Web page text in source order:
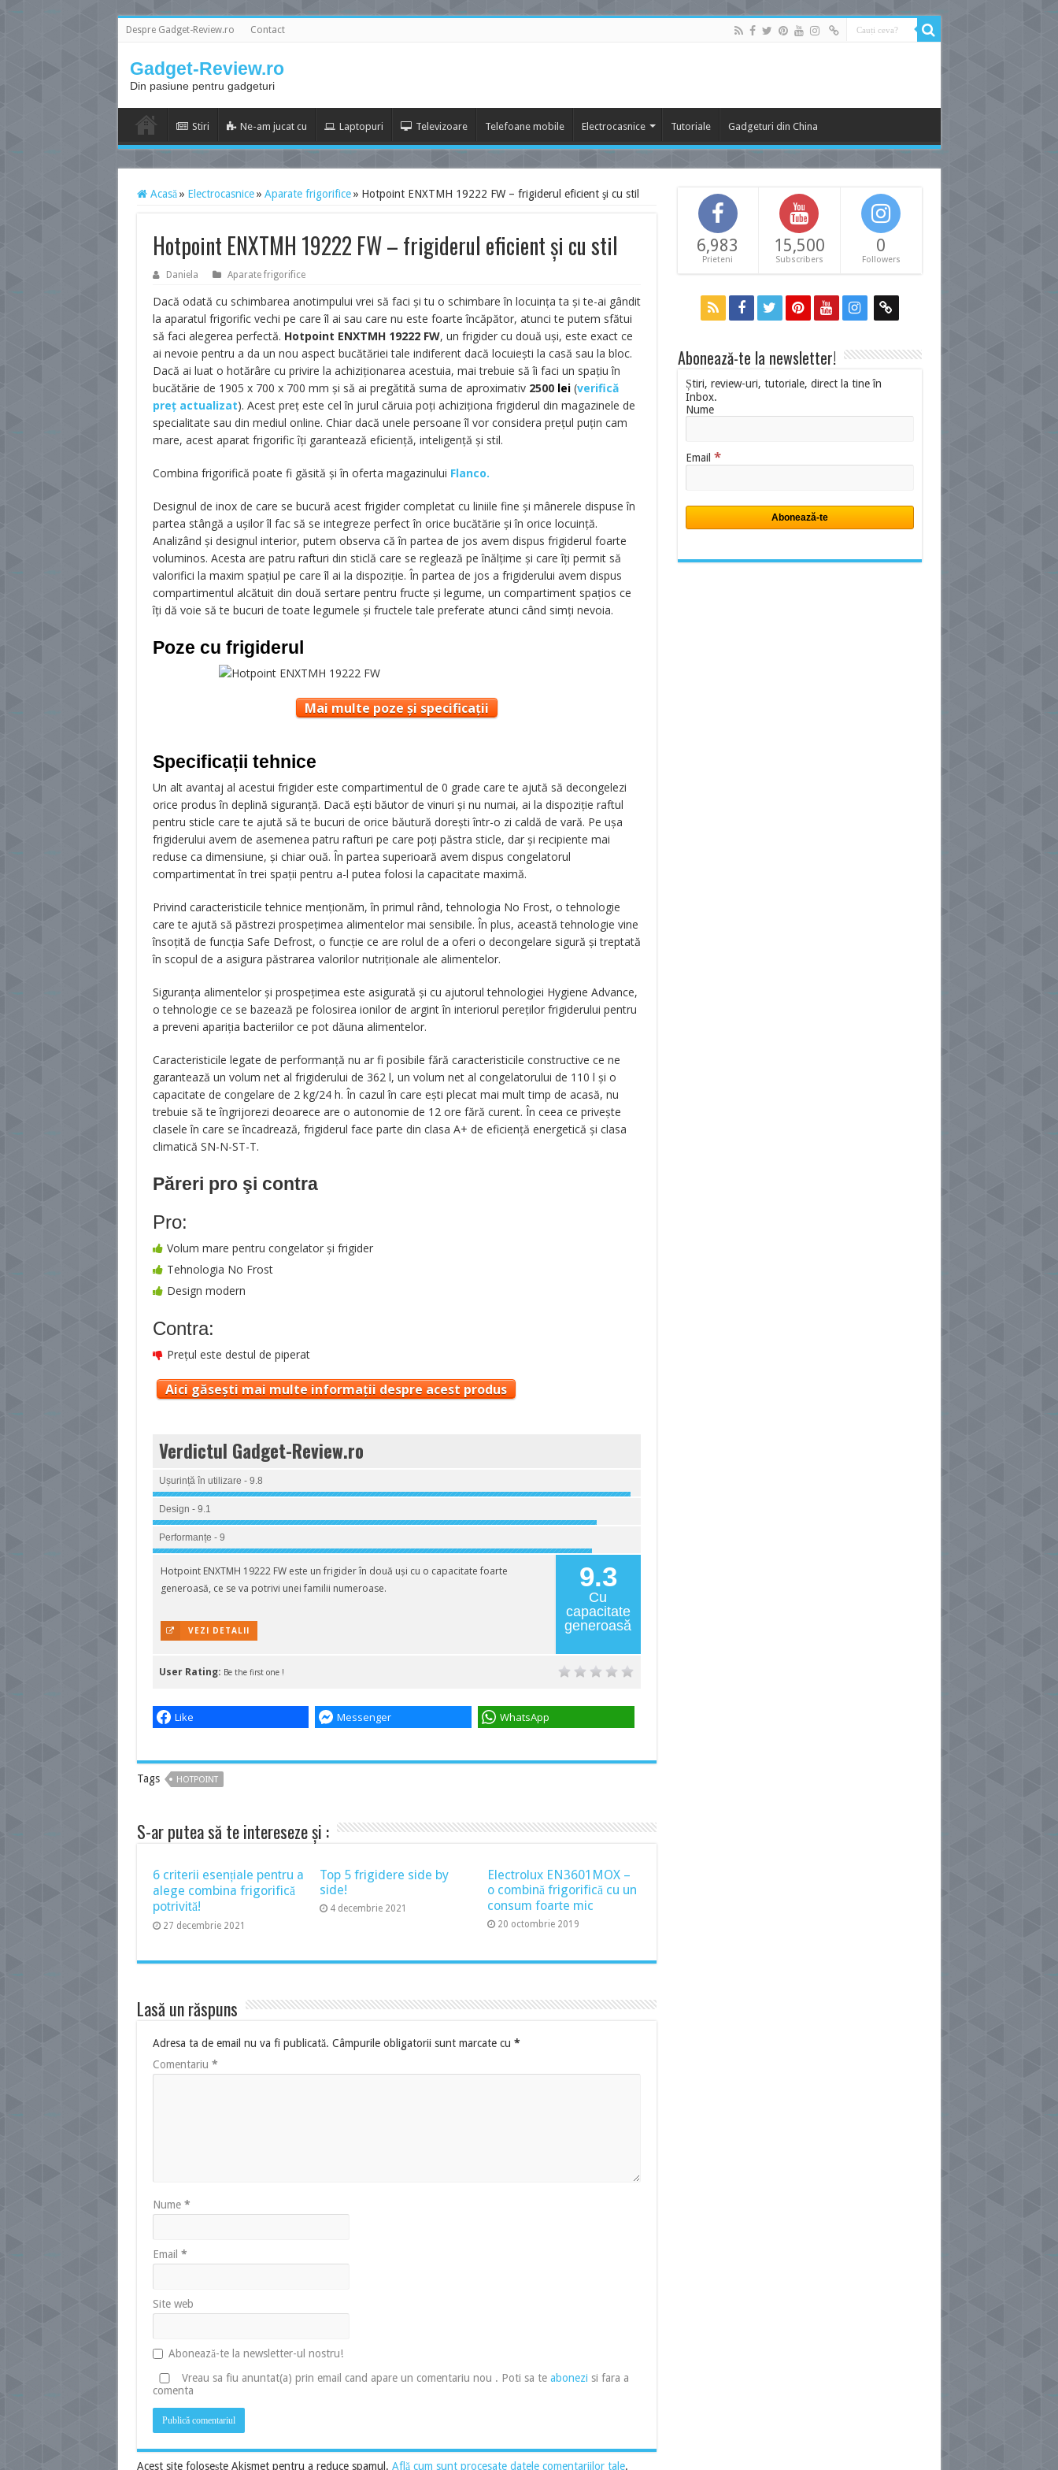
Despre Gadget-Review.ro Contact
Gadget-Review.ro
Din pasiune pentru gadgeturi
Stiri Ne-am jucat cu Laptopuri Televizoare Telefoane mobile Electrocasnice Tutoriale Gadgeturi din China
Acasă » Electrocasnice » Aparate frigorifice » Hotpoint ENXTMH 19222 FW – frigiderul eficient şi cu stil
Hotpoint ENXTMH 19222 FW – frigiderul eficient şi cu stil
Daniela Aparate frigorifice
Dacă odată cu schimbarea anotimpului vrei să faci şi tu o schimbare în locuinţa ta şi te-ai gândit
la aparatul frigorific vechi pe care îl ai sau care nu este foarte încăpător, atunci te putem sfătui
să faci alegerea perfectă. Hotpoint ENXTMH 19222 FW, un frigider cu două uşi, este exact ce
ai nevoie pentru a da un nou aspect bucătăriei tale indiferent dacă locuieşti la casă sau la bloc.
Dacă ai luat o hotărâre cu privire la achiziţionarea acestuia, mai trebuie să îi faci un spaţiu în
bucătărie de 1905 x 700 x 700 mm şi să ai pregătită suma de aproximativ 2500 lei (verifică
preț actualizat). Acest preţ este cel în jurul căruia poţi achiziţiona frigiderul din magazinele de
specialitate sau din mediul online. Chiar dacă unele persoane îl vor considera preţul puţin cam
mare, acest aparat frigorific îţi garantează eficienţă, inteligenţă şi stil.
Combina frigorifică poate fi găsită și în oferta magazinului Flanco.
Designul de inox de care se bucură acest frigider completat cu liniile fine şi mânerele dispuse în
partea stângă a uşilor îl fac să se integreze perfect în orice bucătărie şi în orice locuinţă.
Analizând şi designul interior, putem observa că în partea de jos avem dispus frigiderul foarte
voluminos. Acesta are patru rafturi din sticlă care se reglează pe înălţime şi care îţi permit să
valorifici la maxim spaţiul pe care îl ai la dispoziţie. În partea de jos a frigiderului avem dispus
compartimentul alcătuit din două sertare pentru fructe şi legume, un compartiment spaţios ce
îţi dă voie să te bucuri de toate legumele şi fructele tale preferate atunci când simţi nevoia.
Poze cu frigiderul
Mai multe poze și specificații
Specificații tehnice
Un alt avantaj al acestui frigider este compartimentul de 0 grade care te ajută să decongelezi
orice produs în deplină siguranţă. Dacă eşti băutor de vinuri şi nu numai, ai la dispoziţie raftul
pentru sticle care te ajută să te bucuri de orice băutură doreşti într-o zi caldă de vară. Pe uşa
frigiderului avem de asemenea patru rafturi pe care poţi păstra sticle, dar şi recipiente mai
reduse ca dimensiune, şi chiar ouă. În partea superioară avem dispus congelatorul
compartimentat în trei spaţii pentru a-l putea folosi la capacitate maximă.
Privind caracteristicile tehnice menţionăm, în primul rând, tehnologia No Frost, o tehnologie
care te ajută să păstrezi prospeţimea alimentelor mai sensibile. În plus, această tehnologie vine
însoţită de funcţia Safe Defrost, o funcţie ce are rolul de a oferi o decongelare sigură şi treptată
în scopul de a asigura păstrarea valorilor nutriţionale ale alimentelor.
Siguranţa alimentelor şi prospeţimea este asigurată şi cu ajutorul tehnologiei Hygiene Advance,
o tehnologie ce se bazează pe folosirea ionilor de argint în interiorul pereţilor frigiderului pentru
a preveni apariţia bacteriilor ce pot dăuna alimentelor.
Caracteristicile legate de performanţă nu ar fi posibile fără caracteristicile constructive ce ne
garantează un volum net al frigiderului de 362 l, un volum net al congelatorului de 110 l şi o
capacitate de congelare de 2 kg/24 h. În cazul în care eşti plecat mai mult timp de acasă, nu
trebuie să te îngrijorezi deoarece are o autonomie de 12 ore fără curent. În ceea ce priveşte
clasele în care se încadrează, frigiderul face parte din clasa A+ de eficienţă energetică şi clasa
climatică SN-N-ST-T.
Păreri pro şi contra
Pro:
Volum mare pentru congelator şi frigider
Tehnologia No Frost
Design modern
Contra:
Preţul este destul de piperat
Aici găsești mai multe informații despre acest produs
Verdictul Gadget-Review.ro
Ușurință în utilizare - 9.8
Design - 9.1
Performanțe - 9
9.3
Cu
capacitate
generoasă
Hotpoint ENXTMH 19222 FW este un frigider în două uși cu o capacitate foarte
generoasă, ce se va potrivi unei familii numeroase.
VEZI DETALII
User Rating: Be the first one !
Like Messenger WhatsApp
Tags HOTPOINT
S-ar putea să te intereseze și :
6 criterii esențiale pentru a
alege combina frigorifică
potrivită!
27 decembrie 2021
Top 5 frigidere side by
side!
4 decembrie 2021
Electrolux EN3601MOX –
o combină frigorifică cu un
consum foarte mic
20 octombrie 2019
Lasă un răspuns
Adresa ta de email nu va fi publicată. Câmpurile obligatorii sunt marcate cu *
Comentariu *
Nume *
Email *
Site web
Abonează-te la newsletter-ul nostru!
Vreau sa fiu anuntat(a) prin email cand apare un comentariu nou . Poti sa te abonezi si fara a
comenta
Acest site folosește Akismet pentru a reduce spamul. Află cum sunt procesate datele comentariilor tale.
6,983
Prieteni
15,500
Subscribers
0
Followers
Abonează-te la newsletter!
Știri, review-uri, tutoriale, direct la tine în
Inbox.
Nume
Email *